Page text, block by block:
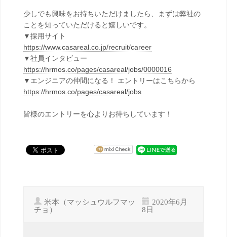
少しでも興味をお持ちいただけましたら、まずは弊社の
ことを知っていただけると嬉しいです。
▼採用サイト
https://www.casareal.co.jp/recruit/career
▼社員インタビュー
https://hrmos.co/pages/casareal/jobs/0000016
▼エンジニアの仲間になる！ エントリーはこちらから
https://hrmos.co/pages/casareal/jobs
皆様のエントリーを心よりお待ちしています！
米本（マッシュウルフマッ
チョ）
2020年6月
8日